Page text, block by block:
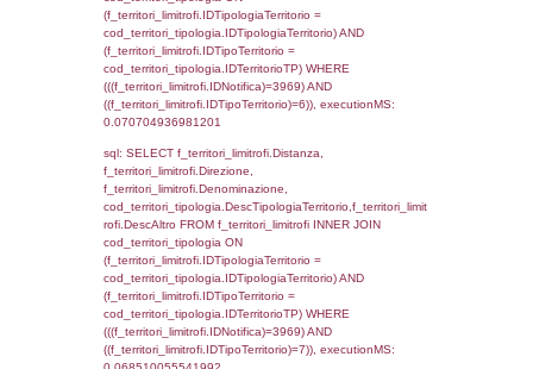
sql: SELECT el_regioni.Regione,
el_comuni.Comune,
f_confini INNER JOIN ((el_comuni INNER
ON el_comuni.IstProvincia =
INNER JOIN el_regioni ON
el_regioni.IstRegione) ON
el_comuni.IstComune WHERE
(((f_confini.IDNotifica)=3969));,
0.00059103965759277
sql: SELECT
SEPARATOR '; ') AS DescAltro,